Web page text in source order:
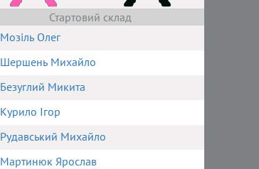
Стартовий склад
Мозіль Олег
Шершень Михайло
Безуглий Микита
Курило Ігор
Рудавський Михайло
Мартинюк Ярослав